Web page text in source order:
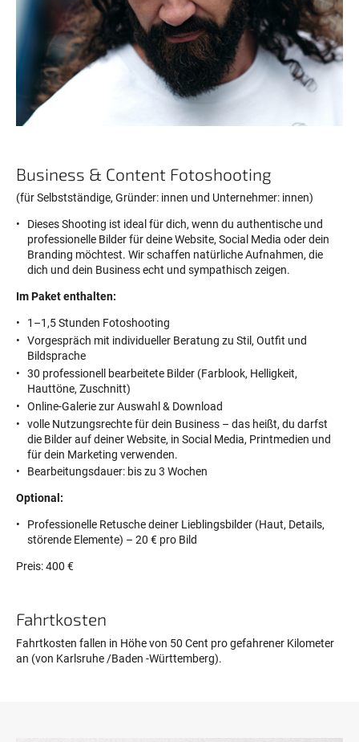
Business & Content Fotoshooting
(für Selbstständige, Gründer: innen und Unternehmer: innen)
Dieses Shooting ist ideal für dich, wenn du authentische und
professionelle Bilder für deine Website, Social Media oder dein
Branding möchtest. Wir schaffen natürliche Aufnahmen, die
dich und dein Business echt und sympathisch zeigen.
Im Paket enthalten:
1–1,5 Stunden Fotoshooting
Vorgespräch mit individueller Beratung zu Stil, Outfit und
Bildsprache
30 professionell bearbeitete Bilder (Farblook, Helligkeit,
Hauttöne, Zuschnitt)
Online-Galerie zur Auswahl & Download
volle Nutzungsrechte für dein Business – das heißt, du darfst
die Bilder auf deiner Website, in Social Media, Printmedien und
für dein Marketing verwenden.
Bearbeitungsdauer: bis zu 3 Wochen
Optional:
Professionelle Retusche deiner Lieblingsbilder (Haut, Details,
störende Elemente) – 20 € pro Bild
Preis: 400 €
Fahrtkosten
Fahrtkosten fallen in Höhe von 50 Cent pro gefahrener Kilometer
an (von Karlsruhe /Baden -Württemberg).